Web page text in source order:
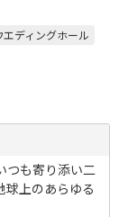
エディングホール
つも寄り添い二
球上のあらゆる